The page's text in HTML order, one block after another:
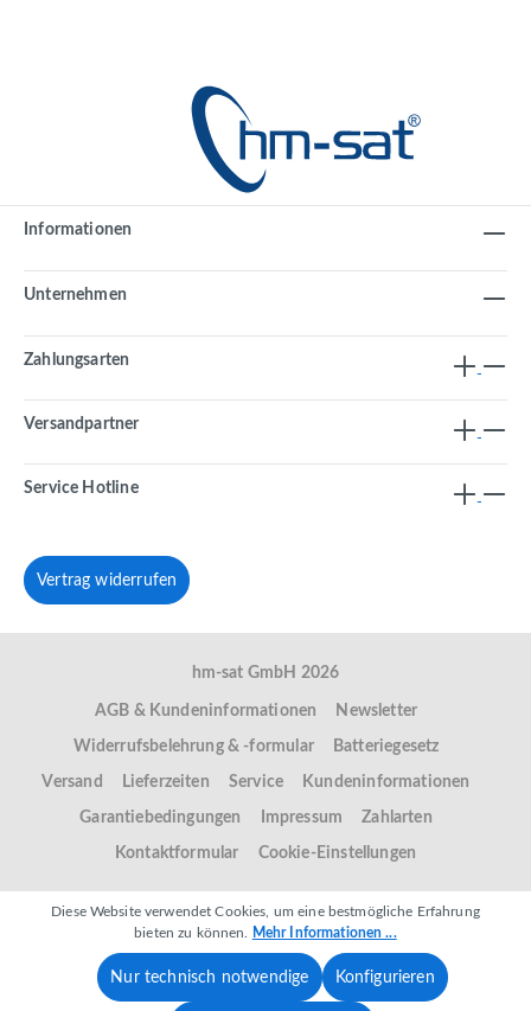
Informationen
Unternehmen
Zahlungsarten
Versandpartner
Service Hotline
Vertrag widerrufen
hm-sat GmbH 2026
AGB & Kundeninformationen Newsletter
Widerrufsbelehrung & -formular Batteriegesetz
Versand Lieferzeiten Service Kundeninformationen
Garantiebedingungen Impressum Zahlarten
Kontaktformular Cookie-Einstellungen
Diese Website verwendet Cookies, um eine bestmögliche Erfahrung
bieten zu können.
Mehr Informationen ...
Nur technisch notwendige Konfigurieren